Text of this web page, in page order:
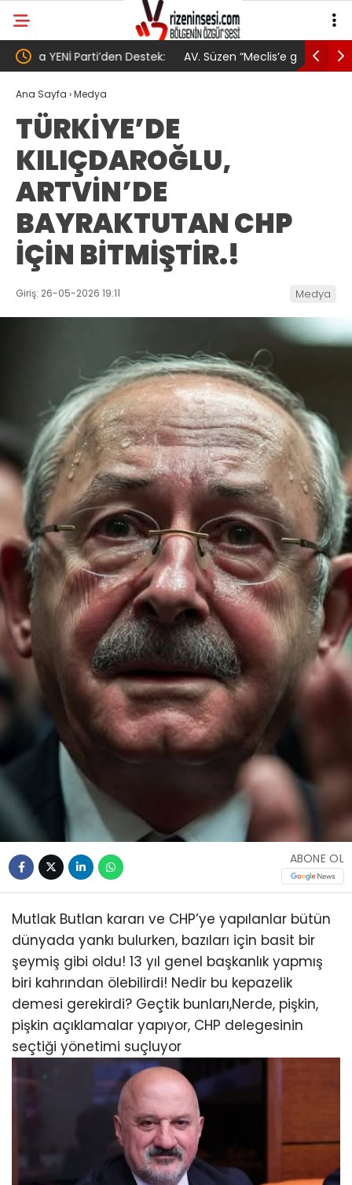
AV. Süzen “Meclis’e gelen Çerçeve
Yasa Türkiye’de yeni bir başlangıç için
umudumuzun fidesi olmuştur”
YENİ
Ana Sayfa ›Medya
TÜRKİYE’DE
KILIÇDAROĞLU,
ARTVİN’DE
BAYRAKTUTAN CHP
İÇİN BİTMİŞTİR.!
Giriş: 26-05-2026 19:11 Medya
ABONE OL
Mutlak Butlan kararı ve CHP’ye yapılanlar bütün
dünyada yankı bulurken, bazıları için basit bir
şeymiş gibi oldu! 13 yıl genel başkanlık yapmış
biri kahrından ölebilirdi! Nedir bu kepazelik
demesi gerekirdi? Geçtik bunları,Nerde, pişkin,
pişkin açıklamalar yapıyor, CHP delegesinin
seçtiği yönetimi suçluyor